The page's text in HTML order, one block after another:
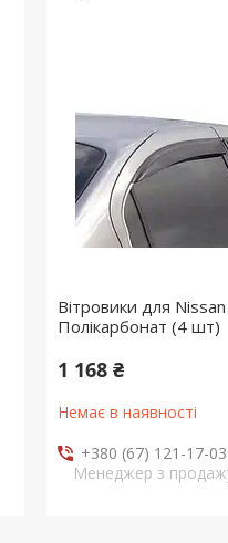
Вітровики для
Полікарбонат (4 шт)
1 168 ₴
Немає в наявності
+380 (67) 121-17-03
Менеджер з